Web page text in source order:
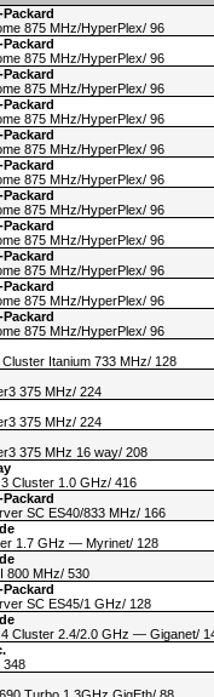
875 MHz/HyperPlex/ 96
875 MHz/HyperPlex/ 96
875 MHz/HyperPlex/ 96
875 MHz/HyperPlex/ 96
875 MHz/HyperPlex/ 96
875 MHz/HyperPlex/ 96
875 MHz/HyperPlex/ 96
875 MHz/HyperPlex/ 96
875 MHz/HyperPlex/ 96
875 MHz/HyperPlex/ 96
875 MHz/HyperPlex/ 96
Itanium 733 MHz/ 128
375 MHz/ 224
375 MHz/ 224
375 MHz 16 way/ 208
3 Cluster 1.0 GHz/ 416
SC ES40/833 MHz/ 166
1.7 GHz — Myrinet/ 128
800 MHz/ 530
SC ES45/1 GHz/ 128
4 Cluster 2.4/2.0 GHz — Giganet/
348